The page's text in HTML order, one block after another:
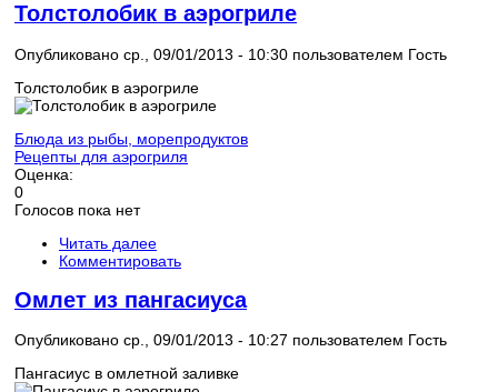
Толстолобик в аэрогриле
Опубликовано ср., 09/01/2013 - 10:30 пользователем Гость
Толстолобик в аэрогриле
Блюда из рыбы, морепродуктов
Рецепты для аэрогриля
Оценка:
0
Голосов пока нет
Читать далее
Комментировать
Омлет из пангасиуса
Опубликовано ср., 09/01/2013 - 10:27 пользователем Гость
Пангасиус в омлетной заливке